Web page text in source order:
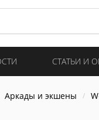
СТАТЬИ И
Аркады и экшены